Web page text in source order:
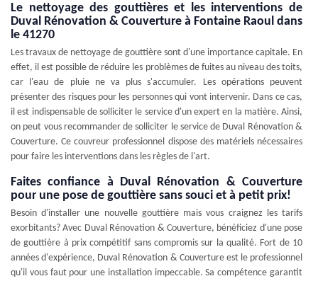
Le nettoyage des gouttières et les interventions de
Duval Rénovation & Couverture à Fontaine Raoul dans
le 41270
Les travaux de nettoyage de gouttière sont d'une importance capitale. En
effet, il est possible de réduire les problèmes de fuites au niveau des toits,
car l'eau de pluie ne va plus s'accumuler. Les opérations peuvent
présenter des risques pour les personnes qui vont intervenir. Dans ce cas,
il est indispensable de solliciter le service d'un expert en la matière. Ainsi,
on peut vous recommander de solliciter le service de Duval Rénovation &
Couverture. Ce couvreur professionnel dispose des matériels nécessaires
pour faire les interventions dans les règles de l'art.
Faites confiance à Duval Rénovation & Couverture
pour une pose de gouttière sans souci et à petit prix!
Besoin d'installer une nouvelle gouttière mais vous craignez les tarifs
exorbitants? Avec Duval Rénovation & Couverture, bénéficiez d'une pose
de gouttière à prix compétitif sans compromis sur la qualité. Fort de 10
années d'expérience, Duval Rénovation & Couverture est le professionnel
qu'il vous faut pour une installation impeccable. Sa compétence garantit